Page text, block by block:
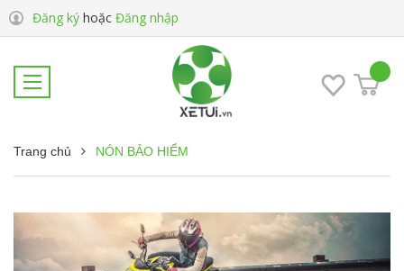
Đăng ký hoặc Đăng nhập
Trang chủ NÓN BẢO HIỂM